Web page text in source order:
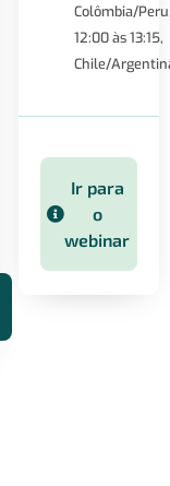
Colômbia/
12:00 às 13:15,
Chile/
Ir para
o
webinar